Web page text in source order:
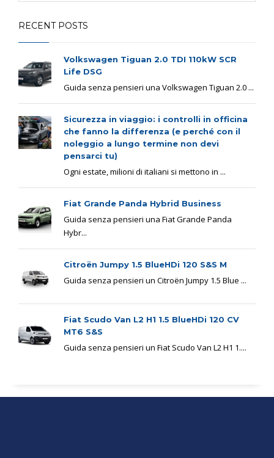
RECENT POSTS
Volkswagen Tiguan 2.0 TDI 110kW SCR
Life DSG
Guida senza pensieri una Volkswagen Tiguan 2.0 ...
Sicurezza in viaggio: i controlli in officina
che fanno la differenza (e perché con il
noleggio a lungo termine non devi
pensarci tu)
Ogni estate, milioni di italiani si mettono in ...
Fiat Grande Panda Hybrid Business
Guida senza pensieri una Fiat Grande Panda
Hybr...
Citroën Jumpy 1.5 BlueHDi 120 S&S M
Guida senza pensieri un Citroën Jumpy 1.5 Blue ...
Fiat Scudo Van L2 H1 1.5 BlueHDi 120 CV
MT6 S&S
Guida senza pensieri un Fiat Scudo Van L2 H1 1....